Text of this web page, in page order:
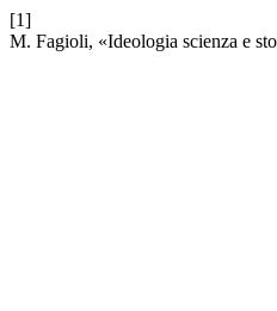
[1]
M. Fagioli, «Ideologia scienza e